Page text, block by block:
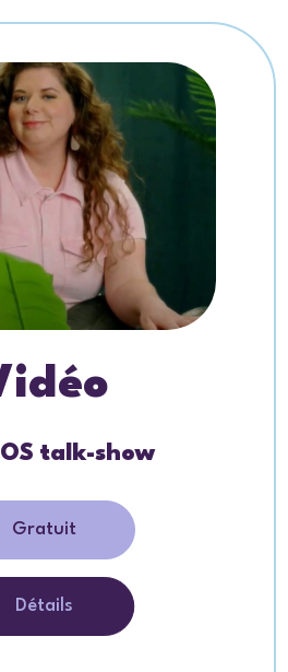
talk-show
Gratuit
Détails